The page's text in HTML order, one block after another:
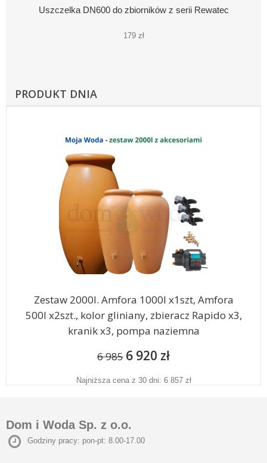
Uszczelka DN600 do zbiorników z serii Rewatec
179 zł
PRODUKT DNIA
Zestaw 2000l. Amfora 1000l x1szt, Amfora
500l x2szt., kolor gliniany, zbieracz Rapido x3,
kranik x3, pompa naziemna
6 985 6 920 zł
Najniższa cena z 30 dni: 6 857 zł
Dom i Woda Sp. z o.o.
Godziny pracy: pon-pt: 8.00-17.00